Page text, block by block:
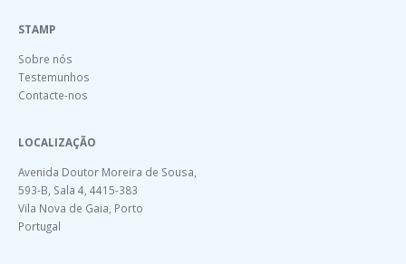
STAMP
Sobre nós
Testemunhos
Contacte-nos
LOCALIZAÇÃO
Avenida Doutor Moreira de Sousa,
593-B, Sala 4, 4415-383
Vila Nova de Gaia, Porto
Portugal